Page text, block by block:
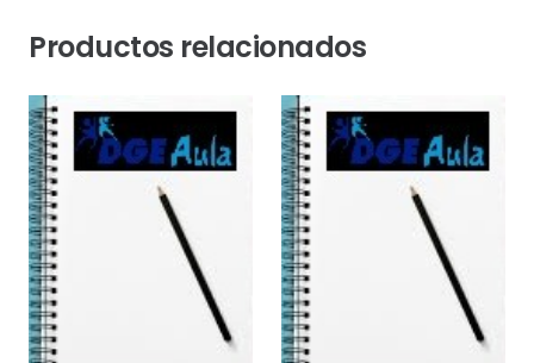
Productos relacionados